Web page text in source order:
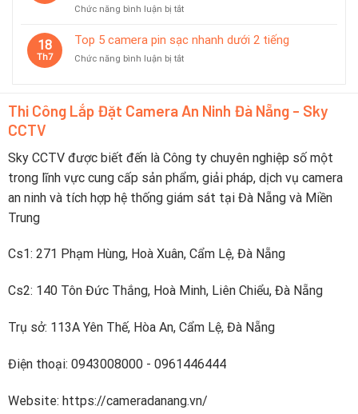
Hiệu
dây
dùng
Chức năng bình luận bị tắtở
8
báo
trực
tiếp
thoại
18
Th7
Top 5 camera pin sạc nhanh dưới 2 tiếng
Chức năng bình luận bị tắtở
pin
dưới
2
tiếng
Thi Công Lắp Đặt Camera An Ninh Đà Nẵng - Sky
CCTV
Sky CCTV được biết đến là Công ty chuyên nghiệp số một
trong lĩnh vực cung cấp sản phẩm, giải pháp, dịch vụ camera
an ninh và tích hợp hệ thống giám sát tại Đà Nẵng và Miền
Trung
Cs1: 271 Phạm Hùng, Hoà Xuân, Cẩm Lệ, Đà Nẵng
Cs2: 140 Tôn Đức Thắng, Hoà Minh, Liên Chiểu, Đà Nẵng
Trụ sở: 113A Yên Thế, Hòa An, Cẩm Lệ, Đà Nẵng
Điện thoại: 0943008000 - 0961446444
Website: https://cameradanang.vn/